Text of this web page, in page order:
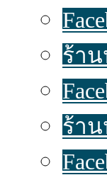
ร้า
ร้า